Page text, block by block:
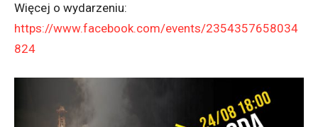
Więcej o wydarzeniu:
https://www.facebook.com/events/2354357658034
824